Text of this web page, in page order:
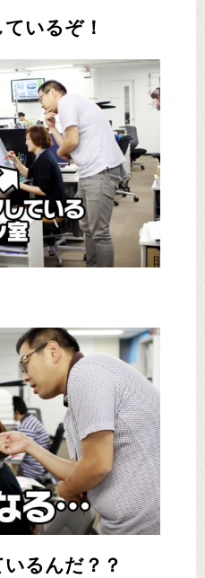
いるぞ！
るんだ？？